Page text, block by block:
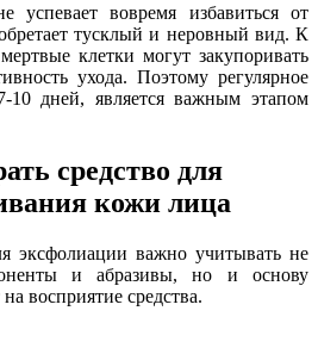
вовремя избавиться от
тусклый и неровный вид. К
клетки могут закупоривать
ухода. Поэтому регулярное
10 дней, является важным этапом
средство для
кожи лица
эксфолиации важно учитывать не
и абразивы, но и основу
восприятие средства.